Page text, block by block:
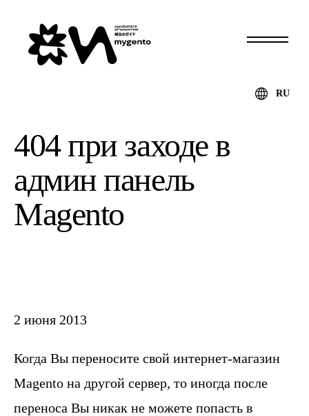
404 при заходе в
админ панель
Magento
2 июня 2013
Когда Вы переносите свой интернет-магазин
Magento на другой сервер, то иногда после
переноса Вы никак не можете попасть в
RU